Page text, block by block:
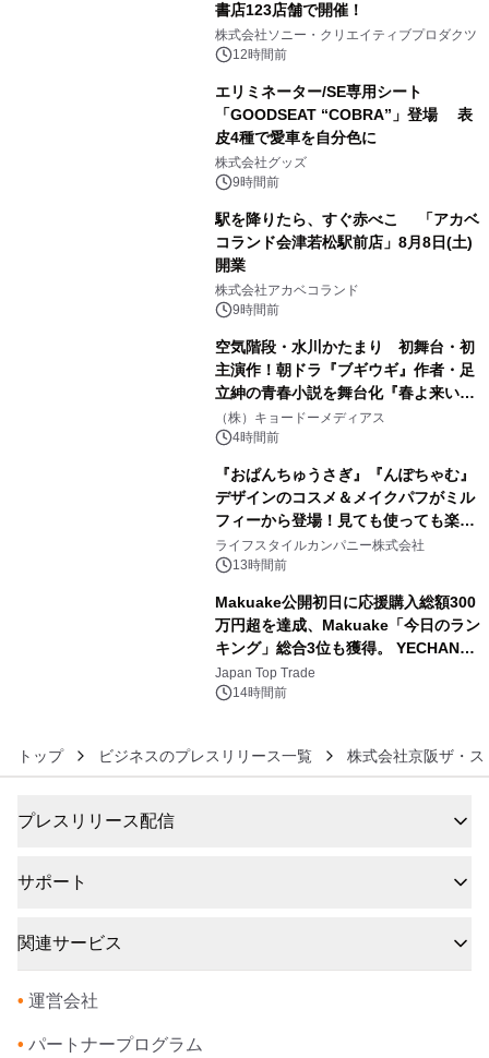
書店123店舗で開催！
株式会社ソニー・クリエイティブプロダクツ
12時間前
エリミネーター/SE専用シート
「GOODSEAT “COBRA”」登場 表
皮4種で愛車を自分色に
株式会社グッズ
9時間前
駅を降りたら、すぐ赤べこ 「アカベ
コランド会津若松駅前店」8月8日(土)
開業
株式会社アカベコランド
9時間前
空気階段・水川かたまり 初舞台・初
主演作！朝ドラ『ブギウギ』作者・足
立紳の青春小説を舞台化『春よ来い、
マジで来い』キービジュアル解禁！
（株）キョードーメディアス
4時間前
『おぱんちゅうさぎ』『んぽちゃむ』
デザインのコスメ＆メイクパフがミル
フィーから登場！見ても使っても楽し
い、ポップでキュートなコレクショ
ン。
ライフスタイルカンパニー株式会社
13時間前
Makuake公開初日に応援購入総額300
万円超を達成、Makuake「今日のラン
キング」総合3位も獲得。 YECHAN音
浴シンギングボウル第2弾の大型サイ
ズ（XL・2XL・3XL）を先行販売中
Japan Top Trade
14時間前
トップ ビジネスのプレスリリース一覧 株式会社京阪ザ・ス
プレスリリース配信
サポート
関連サービス
• 運営会社
• パートナープログラム